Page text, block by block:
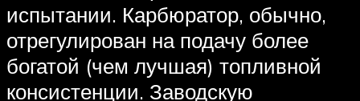
испытании. Карбюратор, обычно,
отрегулирован на подачу более
богатой (чем лучшая) топливной
консистенции. Заводскую